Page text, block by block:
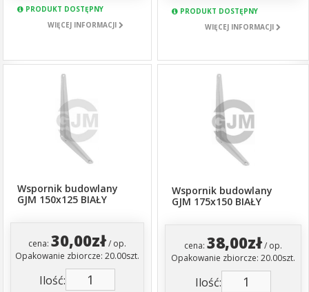
PRODUKT DOSTĘPNY
WIĘCEJ INFORMACJI
PRODUKT DOSTĘPNY
WIĘCEJ INFORMACJI
Wspornik budowlany
GJM 150x125 BIAŁY
cena: 30,00zł/ op.
Opakowanie zbiorcze: 20.00szt.
Ilość:
Wspornik budowlany
GJM 175x150 BIAŁY
cena:38,00zł/ op.
Opakowanie zbiorcze: 20.00szt.
Ilość: